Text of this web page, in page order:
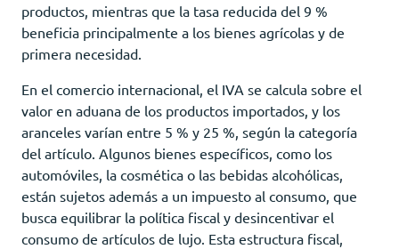
productos, mientras que la tasa reducida del 9 %
beneficia principalmente a los bienes agrícolas y de
primera necesidad.
En el comercio internacional, el IVA se calcula sobre el
valor en aduana de los productos importados, y los
aranceles varían entre 5 % y 25 %, según la categoría
del artículo. Algunos bienes específicos, como los
automóviles, la cosmética o las bebidas alcohólicas,
están sujetos además a un impuesto al consumo, que
busca equilibrar la política fiscal y desincentivar el
consumo de artículos de lujo. Esta estructura fiscal,